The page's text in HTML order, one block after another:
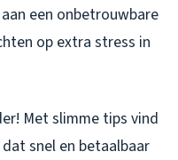
een onbetrouwbare
op extra stress in
Met slimme tips vind
snel en betaalbaar